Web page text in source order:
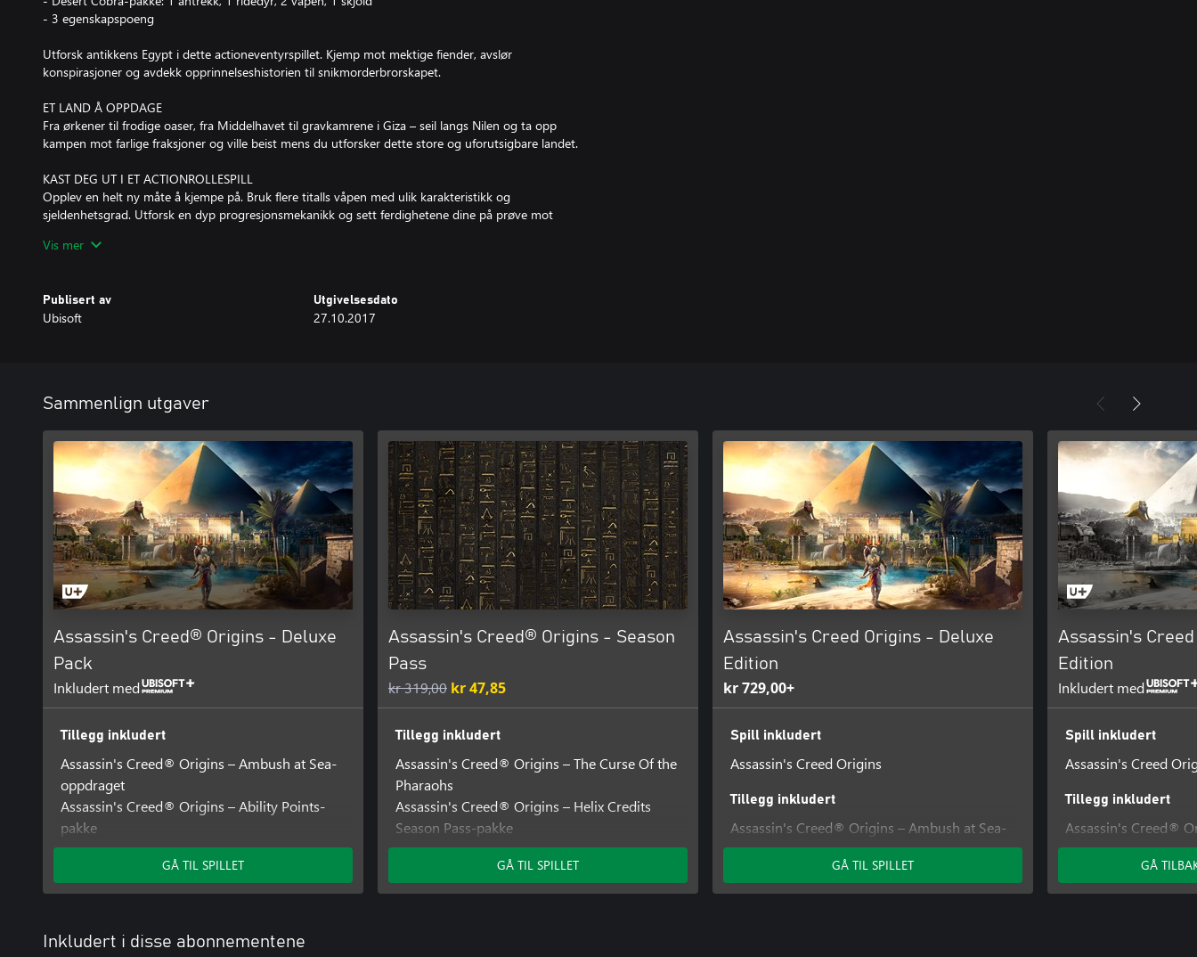
- 3 egenskapspoeng
Utforsk antikkens Egypt i dette actioneventyrspillet. Kjemp mot mektige fiender, avslør
konspirasjoner og avdekk opprinnelseshistorien til snikmorderbrorskapet.
ET LAND Å OPPDAGE
Fra ørkener til frodige oaser, fra Middelhavet til gravkamrene i Giza – seil langs Nilen og ta opp
kampen mot farlige fraksjoner og ville beist mens du utforsker dette store og uforutsigbare landet.
KAST DEG UT I ET ACTIONROLLESPILL
Opplev en helt ny måte å kjempe på. Bruk flere titalls våpen med ulik karakteristikk og
sjeldenhetsgrad. Utforsk en dyp progresjonsmekanikk og sett ferdighetene dine på prøve mot
figurer, fra rike adelsfolk til desperate utskudd.
Vis mer
Publisert av
Ubisoft
Utgivelsesdato
27.10.2017
Sammenlign utgaver
Assassin's Creed® Origins - Deluxe
Pack
Inkludert med
Tillegg inkludert
Assassin's Creed® Origins – Ambush at Sea-
oppdraget
Assassin's Creed® Origins – Ability Points-
pakke
Assassin's Creed® Origins – Desert Cobra-
GÅ TIL SPILLET
Assassin's Creed® Origins - Season
Pass
kr 319,00 kr 47,85
Tillegg inkludert
Assassin's Creed® Origins – The Curse Of the
Pharaohs
Assassin's Creed® Origins – Helix Credits
Season Pass-pakke
Assassin's Creed® Origins – The Hidden Ones
Assassin's Creed® Origins - HORUS-PAKKE
Assassin's Creed® Origins – Calamity Blade
GÅ TIL SPILLET
Assassin's Creed Origins - Deluxe
Edition
kr 729,00+
Spill inkludert
Assassin's Creed Origins
Tillegg inkludert
Assassin's Creed® Origins – Ambush at Sea-
oppdraget
Assassin's Creed® Origins – Ability Points-
pakke
GÅ TIL SPILLET
Assassin's
Edition
Inkludert med
Spill inkludert
Assassin's Creed
Tillegg inkludert
Assassin's Creed®
Assassin's Creed®
Assassin's Creed®
GÅ
Inkludert i disse abonnementene